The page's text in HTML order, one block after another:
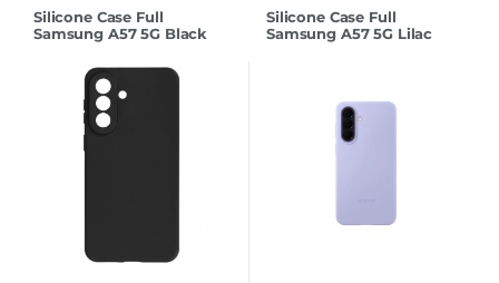
Silicone Case Full
Samsung A57 5G Black
Silicone Case Full
Samsung A57 5G Lilac